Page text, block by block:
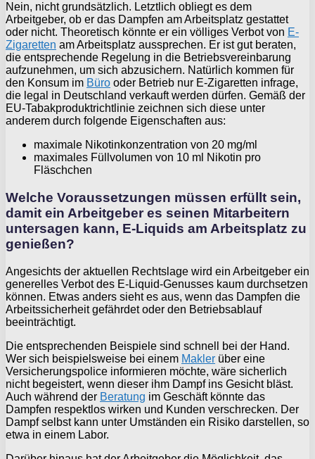
Nein, nicht grundsätzlich. Letztlich obliegt es dem
Arbeitgeber, ob er das Dampfen am Arbeitsplatz gestattet
oder nicht. Theoretisch könnte er ein völliges Verbot von E-
Zigaretten am Arbeitsplatz aussprechen. Er ist gut beraten,
die entsprechende Regelung in die Betriebsvereinbarung
aufzunehmen, um sich abzusichern. Natürlich kommen für
den Konsum im Büro oder Betrieb nur E-Zigaretten infrage,
die legal in Deutschland verkauft werden dürfen. Gemäß der
EU-Tabakproduktrichtlinie zeichnen sich diese unter
anderem durch folgende Eigenschaften aus:
maximale Nikotinkonzentration von 20 mg/ml
maximales Füllvolumen von 10 ml Nikotin pro
Fläschchen
Welche Voraussetzungen müssen erfüllt sein,
damit ein Arbeitgeber es seinen Mitarbeitern
untersagen kann, E-Liquids am Arbeitsplatz zu
genießen?
Angesichts der aktuellen Rechtslage wird ein Arbeitgeber ein
generelles Verbot des E-Liquid-Genusses kaum durchsetzen
können. Etwas anders sieht es aus, wenn das Dampfen die
Arbeitssicherheit gefährdet oder den Betriebsablauf
beeinträchtigt.
Die entsprechenden Beispiele sind schnell bei der Hand.
Wer sich beispielsweise bei einem Makler über eine
Versicherungspolice informieren möchte, wäre sicherlich
nicht begeistert, wenn dieser ihm Dampf ins Gesicht bläst.
Auch während der Beratung im Geschäft könnte das
Dampfen respektlos wirken und Kunden verschrecken. Der
Dampf selbst kann unter Umständen ein Risiko darstellen, so
etwa in einem Labor.